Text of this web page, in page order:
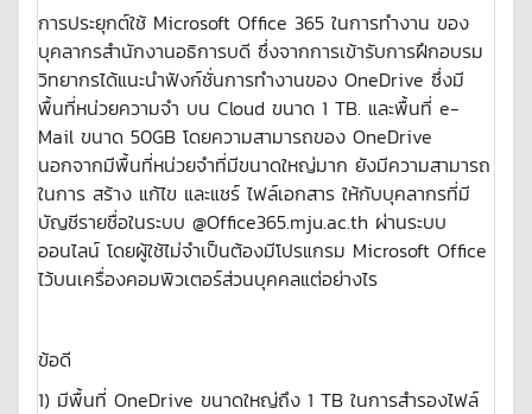
การประยุกต์ใช้ Microsoft Office 365 ในการทำงาน ของ
บุคลากรสำนักงานอธิการบดี ซึ่งจากการเข้ารับการฝึกอบรม
วิทยากรได้แนะนำฟังก์ชั่นการทำงานของ OneDrive ซึ่งมี
พื้นที่หน่วยความจำ บน Cloud ขนาด 1 TB. และพื้นที่ e-
Mail ขนาด 50GB โดยความสามารถของ OneDrive
นอกจากมีพื้นที่หน่วยจำที่มีขนาดใหญ่มาก ยังมีความสามารถ
ในการ สร้าง แก้ไข และแชร์ ไฟล์เอกสาร ให้กับบุคลากรที่มี
บัญชีรายชื่อในระบบ @Office365.mju.ac.th ผ่านระบบ
ออนไลน์ โดยผู้ใช้ไม่จำเป็นต้องมีโปรแกรม Microsoft Office
ไว้บนเครื่องคอมพิวเตอร์ส่วนบุคคลแต่อย่างไร
ข้อดี
1) มีพื้นที่ OneDrive ขนาดใหญ่ถึง 1 TB ในการสำรองไฟล์